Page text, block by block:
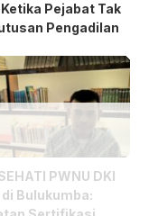
Pejabat Tak
Pengadilan
PWNU DKI
Bulukumba: